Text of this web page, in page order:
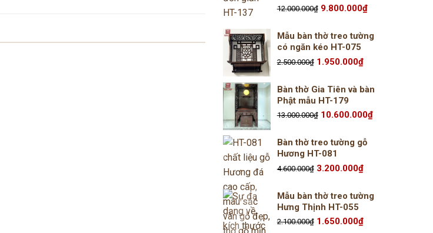
12.000.000₫ Giá
gốc
12.000.000₫.
9.800.000₫Giá
hiện
9.800.000₫.
Mẫu bàn thờ treo tường
có ngăn kéo HT-075
2.500.000₫ Giá
gốc
2.500.000₫.
1.950.000₫Giá
hiện
là:
1.950.000₫.
Bàn thờ Gia Tiên và bàn
Phật mẫu HT-179
13.000.000₫ Giá
gốc
13.000.000₫.
10.600.000₫Giá
hiện
Bàn thờ treo tường gỗ
Hương HT-081
4.600.000₫ Giá
gốc
4.600.000₫.
3.200.000₫Giá
hiện
3.200.000₫.
Mẫu bàn thờ treo tường
Hưng Thịnh HT-055
2.100.000₫ Giá
gốc
1.650.000₫Giá
hiện